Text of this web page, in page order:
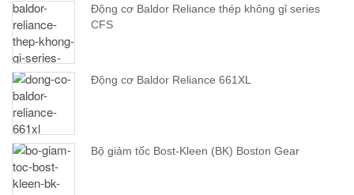
Động cơ Baldor Reliance thép không gỉ series
CFS
Động cơ Baldor Reliance 661XL
Bộ giảm tốc Bost-Kleen (BK) Boston Gear